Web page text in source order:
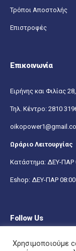
Τρόποι Αποστολής
Επιστροφές
Επικοινωνία
Ειρήνης και Φιλίας
Τηλ. Κέντρο: 2810
Ωράριο Λειτουργίας
Κατάστημα: ΔΕΥ-ΠΑΡ
Eshop: ΔΕΥ-ΠΑΡ 08:00
Follow Us
Χρησιμοποιούμε